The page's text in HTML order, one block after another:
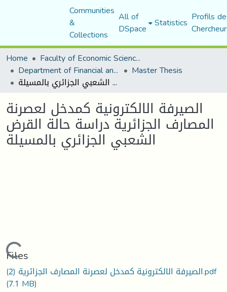
Communities
&
Collections
All of
DSpace Statistics Profils
Home
Faculty of Economic Sciences, Commerce and Management Sciences
Department of Financial and Accounting Sciences Master Thesis
الصيرفة الالكترونية كمدخل لعصرنة المصارف الجزائرية دراسة حالة القرض الشعبي الجزائري بالمسيلة
الصيرفة الالكترونية كمدخل لعصرنة
المصارف الجزائرية دراسة حالة القرض
الشعبي الجزائري بالمسيلة
Loading...
Files
الصيرفة الالكترونية كمدخل لعصرنة المصارف الجزائرية (2).pdf
(7.1 MB)